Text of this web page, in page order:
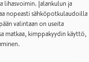
lihasvoimin. Jalankulun ja
nopeasti sähköpotkulaudoilla
valintaan on useita
matkaa, kimppakyydin käyttö,